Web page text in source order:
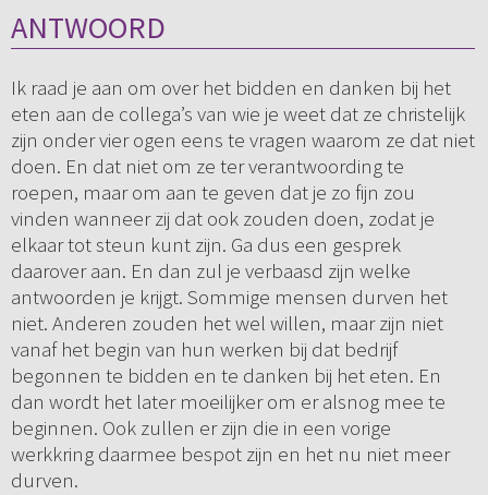
ANTWOORD
Ik raad je aan om over het bidden en danken bij het
eten aan de collega’s van wie je weet dat ze christelijk
zijn onder vier ogen eens te vragen waarom ze dat niet
doen. En dat niet om ze ter verantwoording te
roepen, maar om aan te geven dat je zo fijn zou
vinden wanneer zij dat ook zouden doen, zodat je
elkaar tot steun kunt zijn. Ga dus een gesprek
daarover aan. En dan zul je verbaasd zijn welke
antwoorden je krijgt. Sommige mensen durven het
niet. Anderen zouden het wel willen, maar zijn niet
vanaf het begin van hun werken bij dat bedrijf
begonnen te bidden en te danken bij het eten. En
dan wordt het later moeilijker om er alsnog mee te
beginnen. Ook zullen er zijn die in een vorige
werkkring daarmee bespot zijn en het nu niet meer
durven.